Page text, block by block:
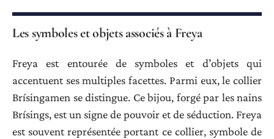
Les symboles et objets associés à Freya
Freya est entourée de symboles et d’objets qui
accentuent ses multiples facettes. Parmi eux, le collier
Brísingamen se distingue. Ce bijou, forgé par les nains
Brísings, est un signe de pouvoir et de séduction. Freya
est souvent représentée portant ce collier, symbole de